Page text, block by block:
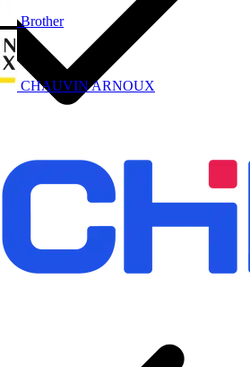
Brother
CHAUVIN ARNOUX